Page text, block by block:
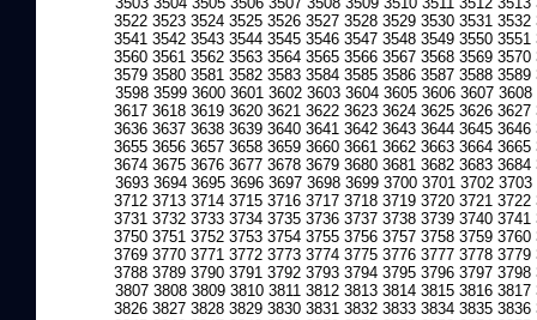
3522 3523 3524 3525 3526 3527 3528 3529 3530 3531 3532
3541 3542 3543 3544 3545 3546 3547 3548 3549 3550 3551
3560 3561 3562 3563 3564 3565 3566 3567 3568 3569 3570
3579 3580 3581 3582 3583 3584 3585 3586 3587 3588 3589
3598 3599 3600 3601 3602 3603 3604 3605 3606 3607 3608
3617 3618 3619 3620 3621 3622 3623 3624 3625 3626 3627
3636 3637 3638 3639 3640 3641 3642 3643 3644 3645 3646
3655 3656 3657 3658 3659 3660 3661 3662 3663 3664 3665
3674 3675 3676 3677 3678 3679 3680 3681 3682 3683 3684
3693 3694 3695 3696 3697 3698 3699 3700 3701 3702 3703
3712 3713 3714 3715 3716 3717 3718 3719 3720 3721 3722
3731 3732 3733 3734 3735 3736 3737 3738 3739 3740 3741
3750 3751 3752 3753 3754 3755 3756 3757 3758 3759 3760
3769 3770 3771 3772 3773 3774 3775 3776 3777 3778 3779
3788 3789 3790 3791 3792 3793 3794 3795 3796 3797 3798
3807 3808 3809 3810 3811 3812 3813 3814 3815 3816 3817
3826 3827 3828 3829 3830 3831 3832 3833 3834 3835 3836